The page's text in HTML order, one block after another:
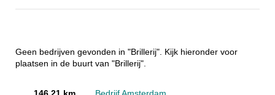
Geen bedrijven gevonden in "Brillerij". Kijk hieronder voor
plaatsen in de buurt van "Brillerij".